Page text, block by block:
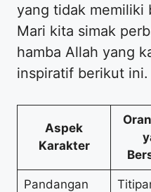
yang tidak memiliki
Mari kita simak
hamba Allah yang
inspiratif berikut ini.
Aspek
Karakter
Pandangan